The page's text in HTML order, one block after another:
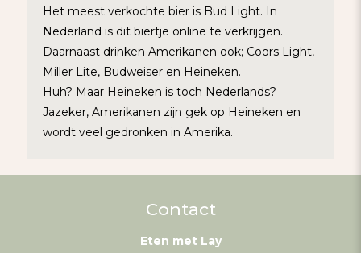
Het meest verkochte bier is Bud Light. In
Nederland is dit biertje online te verkrijgen.
Daarnaast drinken Amerikanen ook; Coors Light,
Miller Lite, Budweiser en Heineken.
Huh? Maar Heineken is toch Nederlands?
Jazeker, Amerikanen zijn gek op Heineken en
wordt veel gedronken in Amerika.
Contact
Eten met Lay